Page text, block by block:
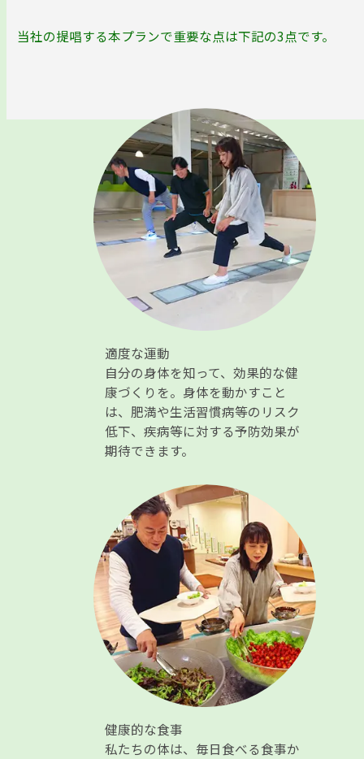
当社の提唱する本プランで重要な点は下記の3点です。
適度な運動
自分の身体を知って、効果的な健
康づくりを。身体を動かすこと
は、肥満や生活習慣病等のリスク
低下、疾病等に対する予防効果が
期待できます。
健康的な食事
私たちの体は、毎日食べる食事か